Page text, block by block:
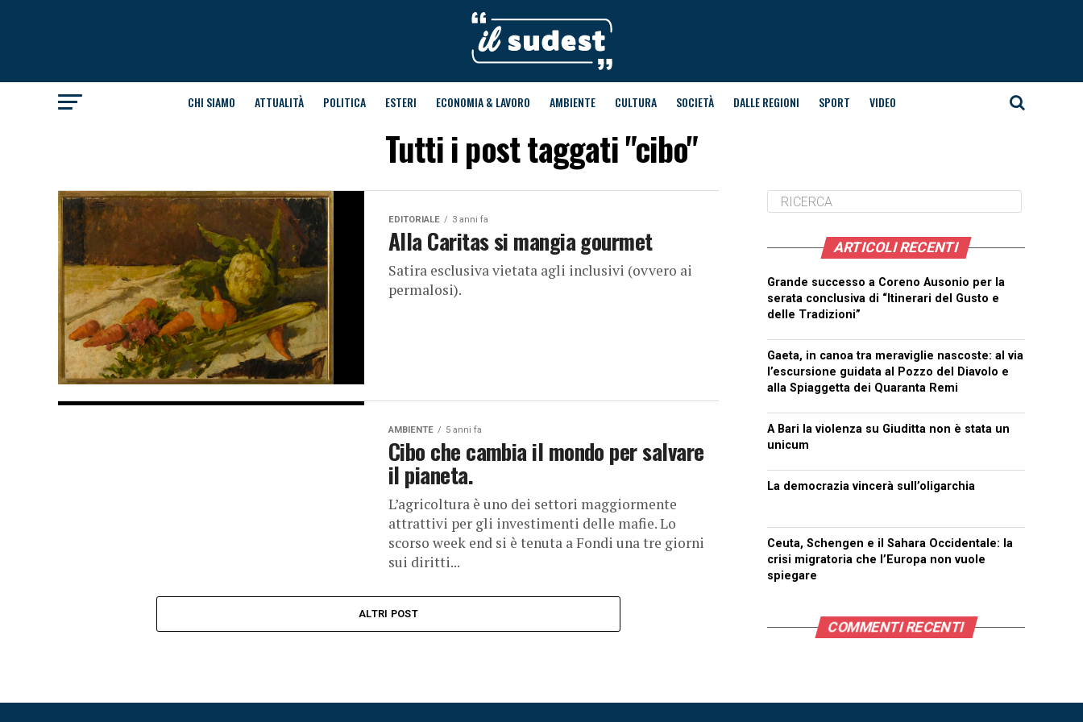
CHI SIAMO ATTUALITÀ POLITICA ESTERI ECONOMIA & LAVORO AMBIENTE CULTURA SOCIETÀ DALLE REGIONI SPORT VIDEO
Tutti i post taggati "cibo"
EDITORIALE 3 anni fa
Alla Caritas si mangia gourmet
Satira esclusiva vietata agli inclusivi (ovvero ai
permalosi).
AMBIENTE 5 anni fa
Cibo che cambia il mondo per salvare
il pianeta.
L’agricoltura è uno dei settori maggiormente
attrattivi per gli investimenti delle mafie. Lo
scorso week end si è tenuta a Fondi una tre giorni
sui diritti...
ALTRI POST
ARTICOLI RECENTI
Grande successo a Coreno Ausonio per la
serata conclusiva di “Itinerari del Gusto e
delle Tradizioni”
Gaeta, in canoa tra meraviglie nascoste: al via
l’escursione guidata al Pozzo del Diavolo e
alla Spiaggetta dei Quaranta Remi
A Bari la violenza su Giuditta non è stata un
unicum
La democrazia vincerà sull’oligarchia
Ceuta, Schengen e il Sahara Occidentale: la
crisi migratoria che l’Europa non vuole
spiegare
COMMENTI RECENTI